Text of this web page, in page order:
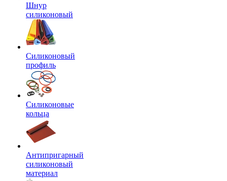
Шнур
силиконовый
Силиконовый
профиль
Силиконовые
кольца
Антипригарный
силиконовый
материал